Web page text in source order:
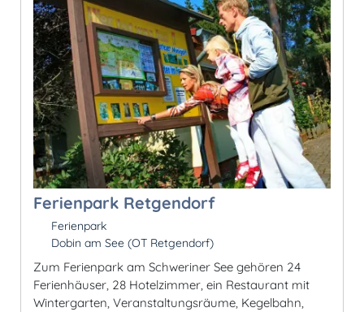
Ferienpark Retgendorf
Ferienpark
Dobin am See (OT Retgendorf)
Zum Ferienpark am Schweriner See gehören 24
Ferienhäuser, 28 Hotelzimmer, ein Restaurant mit
Wintergarten, Veranstaltungsräume, Kegelbahn,